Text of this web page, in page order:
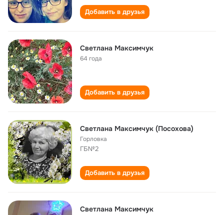
Добавить в друзья
Светлана Максимчук
64 года
Добавить в друзья
Светлана Максимчук (Посохова)
Горловка
ГБ№2
Добавить в друзья
Светлана Максимчук